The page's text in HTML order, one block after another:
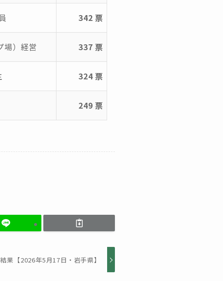
342 票
場）経営 337 票
324 票
249 票
果【2026年5月17日・岩手県】